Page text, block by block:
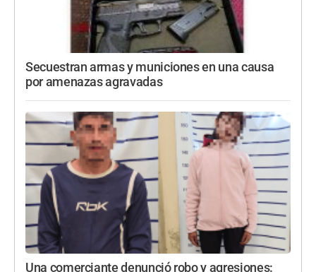
Secuestran armas y municiones en una causa
por amenazas agravadas
Una comerciante denunció robo y agresiones: